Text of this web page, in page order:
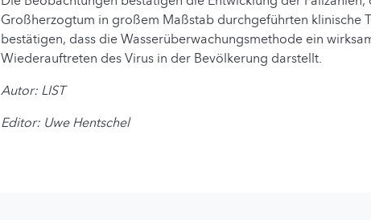
Großherzogtum in großem Maßstab durchgeführten klinische
bestätigen, dass die Wasserüberwachungsmethode ein
Wiederauftreten des Virus in der Bevölkerung darstellt.
Autor: LIST
Editor: Uwe Hentschel